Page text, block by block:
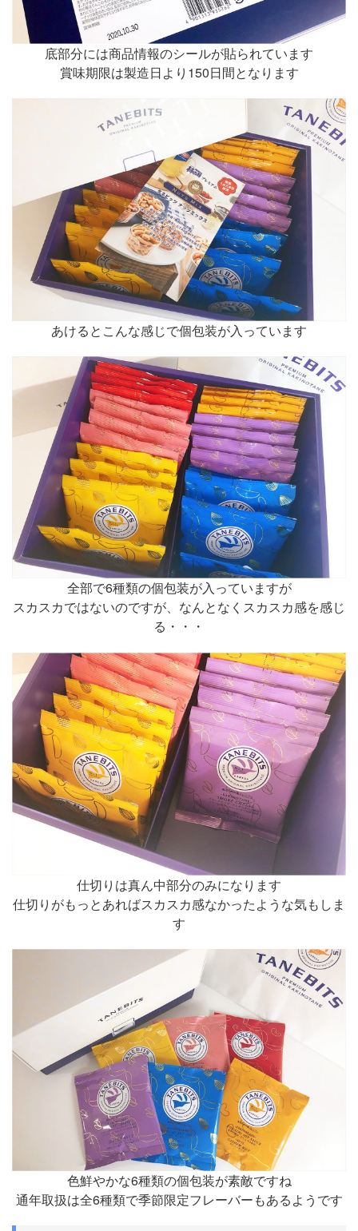
底部分には商品情報のシールが貼られています
賞味期限は製造日より150日間となります
あけるとこんな感じで個包装が入っています
全部で6種類の個包装が入っていますが
スカスカではないのですが、なんとなくスカスカ感を感じ
る・・・
仕切りは真ん中部分のみになります
仕切りがもっとあればスカスカ感なかったような気もしま
す
色鮮やかな6種類の個包装が素敵ですね
通年取扱は全6種類で季節限定フレーバーもあるようです